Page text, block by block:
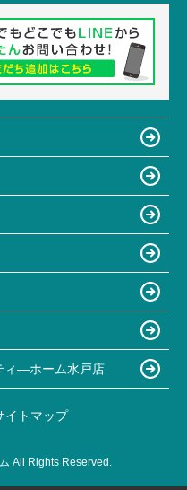
ィ―ホーム水戸店
イトマップ
All Rights Reserved.